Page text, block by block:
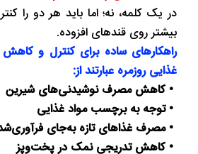
در یک کلمه، نه؛ اما باید هر دو را
بیشتر روی قندهای افزوده.
راهکارهای ساده برای کنترل و
غذایی روزمره عبارتند از:
• کاهش مصرف نوشیدنی‌های شیرین
• توجه به برچسب مواد غذایی
• مصرف غذاهای تازه به‌جای
• کاهش تدریجی نمک در پخت‌وپز